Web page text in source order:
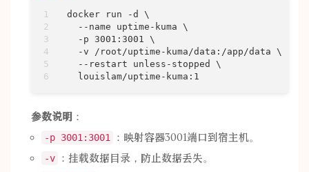
docker run -d \
  --name uptime-kuma \
  -p 3001:3001 \
  -v /root/uptime-kuma/data:/app/data \
  --restart unless-stopped \
  louislam/uptime-kuma:1
参数说明 ：
-p 3001:3001 ：映射容器3001端口到宿主机。
-v ：挂载数据目录，防止数据丢失。